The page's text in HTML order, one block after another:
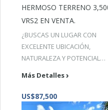
HERMOSO TERRENO
VRS2 EN VENTA.
¿BUSCAS UN LUGAR CON
EXCELENTE UBICACIÓN,
NATURALEZA Y POTENCIAL…
Más Detalles
US$87,500